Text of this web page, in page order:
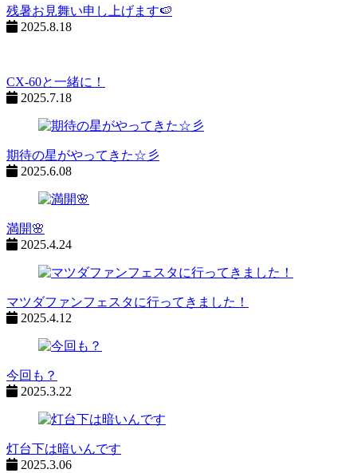
シ
ョ
%title
残暑お見舞い申し上げます🍉
2025.8.18
CX-60と一緒に！
2025.7.18
期待の星がやってきた☆彡
2025.6.08
満開🌸
2025.4.24
マツダファンフェスタに行ってきました！
2025.4.12
今回も？
2025.3.22
灯台下は暗いんです
2025.3.06